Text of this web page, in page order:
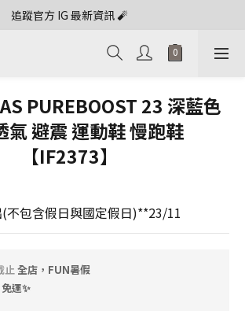
追蹤官方 IG 最新資訊 🧨
PUREBOOST 23 深藍色
氣 避震 運動鞋 慢跑鞋
【IF2373】
不包含假日與國定假日)**23/11
止全店，FUN暑假
運✨